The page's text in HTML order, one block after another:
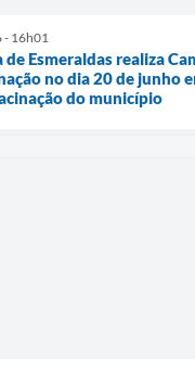
- 16h01
Esmeraldas realiza
no dia 20 de junho
do município